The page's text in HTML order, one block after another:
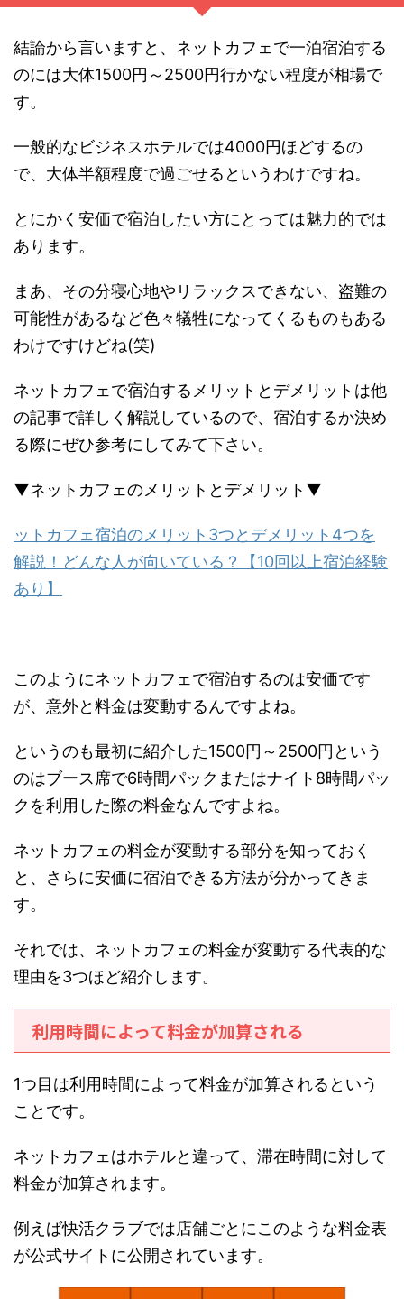
結論から言いますと、ネットカフェで一泊宿泊する
のには大体1500円～2500円行かない程度が相場で
す。
一般的なビジネスホテルでは4000円ほどするの
で、大体半額程度で過ごせるというわけですね。
とにかく安価で宿泊したい方にとっては魅力的では
あります。
まあ、その分寝心地やリラックスできない、盗難の
可能性があるなど色々犠牲になってくるものもある
わけですけどね(笑)
ネットカフェで宿泊するメリットとデメリットは他
の記事で詳しく解説しているので、宿泊するか決め
る際にぜひ参考にしてみて下さい。
▼ネットカフェのメリットとデメリット▼
ットカフェ宿泊のメリット3つとデメリット4つを
解説！どんな人が向いている？【10回以上宿泊経験
あり】
このようにネットカフェで宿泊するのは安価です
が、意外と料金は変動するんですよね。
というのも最初に紹介した1500円～2500円という
のはブース席で6時間パックまたはナイト8時間パッ
クを利用した際の料金なんですよね。
ネットカフェの料金が変動する部分を知っておく
と、さらに安価に宿泊できる方法が分かってきま
す。
それでは、ネットカフェの料金が変動する代表的な
理由を3つほど紹介します。
利用時間によって料金が加算される
1つ目は利用時間によって料金が加算されるという
ことです。
ネットカフェはホテルと違って、滞在時間に対して
料金が加算されます。
例えば快活クラブでは店舗ごとにこのような料金表
が公式サイトに公開されています。